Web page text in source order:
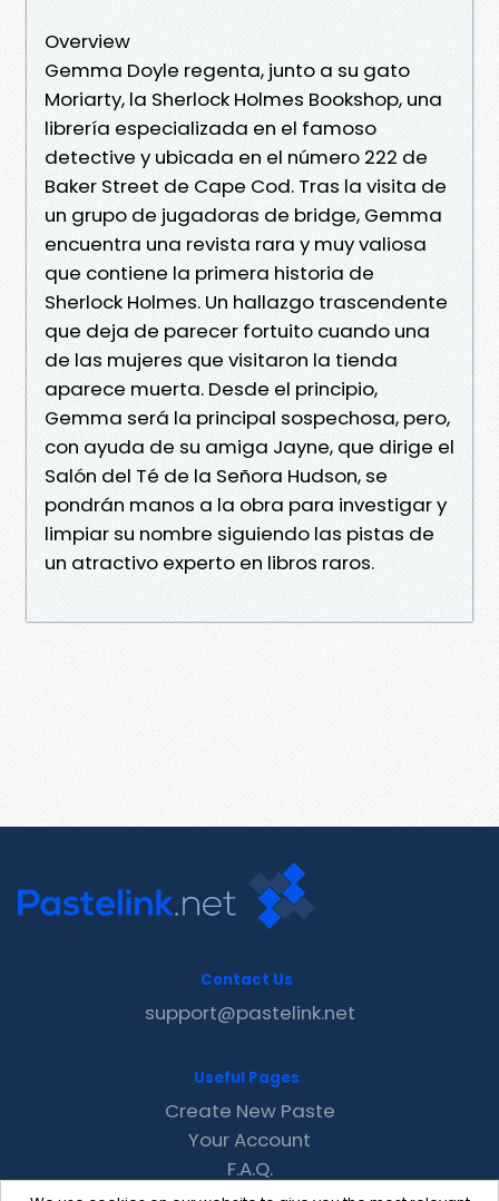
Overview
Gemma Doyle regenta, junto a su gato
Moriarty, la Sherlock Holmes Bookshop, una
librería especializada en el famoso
detective y ubicada en el número 222 de
Baker Street de Cape Cod. Tras la visita de
un grupo de jugadoras de bridge, Gemma
encuentra una revista rara y muy valiosa
que contiene la primera historia de
Sherlock Holmes. Un hallazgo trascendente
que deja de parecer fortuito cuando una
de las mujeres que visitaron la tienda
aparece muerta. Desde el principio,
Gemma será la principal sospechosa, pero,
con ayuda de su amiga Jayne, que dirige el
Salón del Té de la Señora Hudson, se
pondrán manos a la obra para investigar y
limpiar su nombre siguiendo las pistas de
un atractivo experto en libros raros.
Contact Us
support@pastelink.net
Useful Pages
Create New Paste
Your Account
F.A.Q.